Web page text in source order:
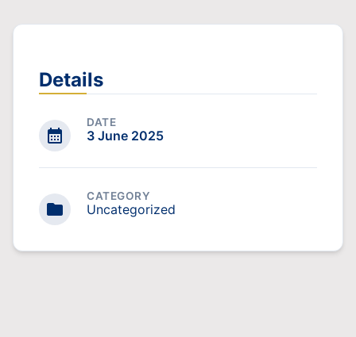
Details
DATE
3 June 2025
CATEGORY
Uncategorized